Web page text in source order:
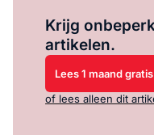
Krijg
artikelen.
Lees 1 maand gratis
of lees alleen dit